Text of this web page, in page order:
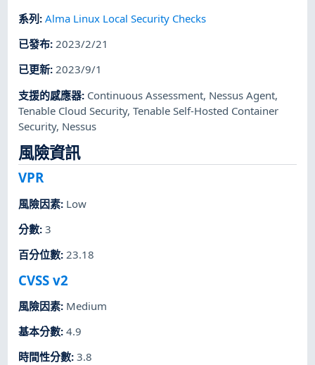
系列:Alma Linux Local Security Checks
已發布:2023/2/21
已更新:2023/9/1
支援的感應器: Continuous Assessment, Nessus Agent,
Tenable Cloud Security,Tenable Self-Hosted Container
Security, Nessus
風險資訊
VPR
風險因素: Low
分數:3
百分位數:23.18
CVSS v2
風險因素: Medium
基本分數:4.9
時間性分數:3.8